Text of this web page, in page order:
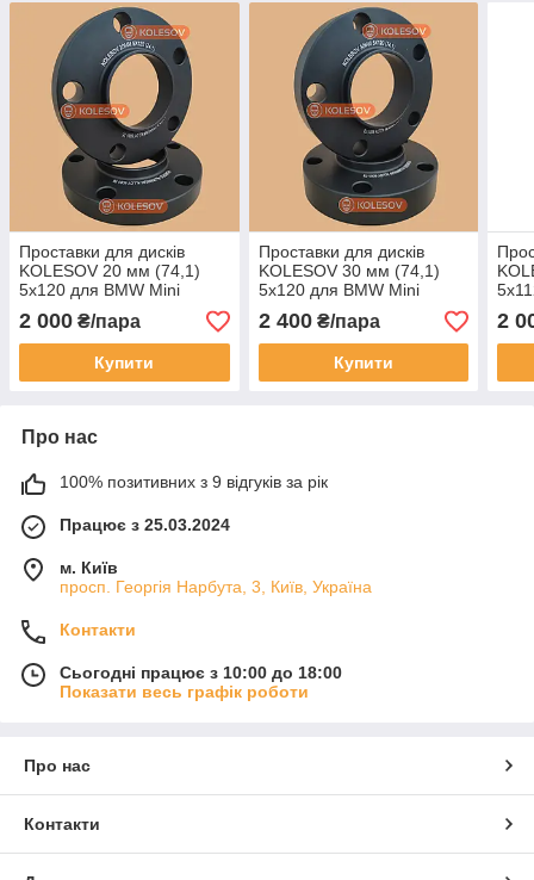
Проставки для дисків
KOLESOV 20 мм (74,1)
5х120 для BMW Mini
2 000 ₴/пара
Купити
Проставки для дисків
KOLESOV 30 мм (74,1)
5х120 для BMW Mini
2 400₴/пара
Купити
Mini
2
Про нас
100% позитивних з 9 відгуків за рік
Працює з 25.03.2024
м. Київ
просп. Георгія Нарбута, 3, Київ, Україна
Контакти
Сьогодні працює з 10:00 до 18:00
Показати весь графік роботи
Про нас
Контакти